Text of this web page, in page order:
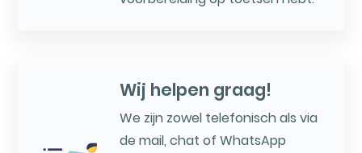
Wij helpen graag!
We zijn zowel telefonisch als via
de mail, chat of WhatsApp